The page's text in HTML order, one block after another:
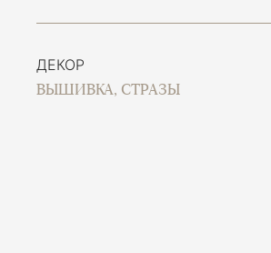
ДЕКОР
ВЫШИВКА, СТРАЗЫ